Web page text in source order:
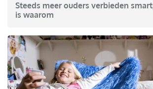
Steeds meer ouders verbieden
is waarom